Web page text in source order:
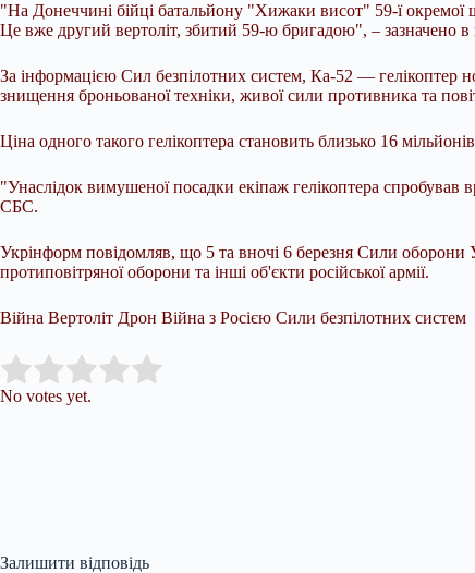
"На Донеччині бійці батальйону "Хижаки висот" 59-ї
Це вже другий вертоліт, збитий 59-ю бригадою", – зазначено в
За інформацією Сил безпілотних систем, Ка-52 — гелікоптер
знищення броньованої техніки, живої сили противника та
Ціна одного такого гелікоптера становить близько 16
"Унаслідок вимушеної посадки екіпаж гелікоптера
СБС.
Укрінформ повідомляв, що 5 та вночі 6 березня Сили оборони
протиповітряної оборони та інші об'єкти російської армії.
Війна Вертоліт Дрон Війна з Росією Сили безпілотних систем
Rate this item:
No votes yet.
Залишити відповідь